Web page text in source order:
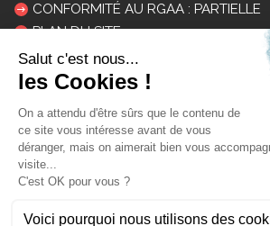
CONFORMITÉ AU RGAA : PARTIELLE
PLAN DU SITE
LOGOS ET CHARTE
INSCRIPTION NEWSLETTER
Mon courriel: